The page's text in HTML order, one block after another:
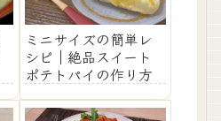
ミニサイズの簡単レ
シピ｜絶品スイート
ポテトパイの作り方